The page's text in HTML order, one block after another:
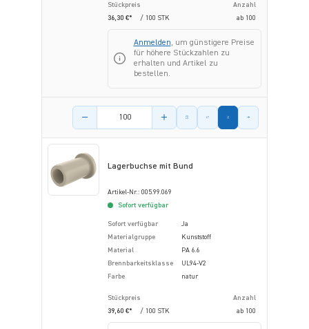
Stückpreis
Anzahl
36,30 €*
/ 100 STK ab 100
Anmelden, um günstigere Preise
für höhere Stückzahlen zu
erhalten und Artikel zu
bestellen.
Menge des Artikels
Lagerbuchse mit Bund
Artikel-Nr.: 005.99.069
Sofort verfügbar
Sofort verfügbar
Ja
Materialgruppe
Kunststoff
Material
PA 6.6
Brennbarkeitsklasse
UL94-V2
Farbe
natur
Stückpreis
Anzahl
39,60 €*
/ 100 STK ab 100